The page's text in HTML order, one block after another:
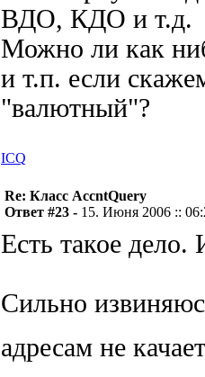
ВДО, КДО и т.д.
Можно ли как
и т.п. если
"валютный"?
ICQ
Re: Класс AccntQuery
Ответ #23 - 15. Июня 2006 ::
Есть такое
Сильно
адресам не